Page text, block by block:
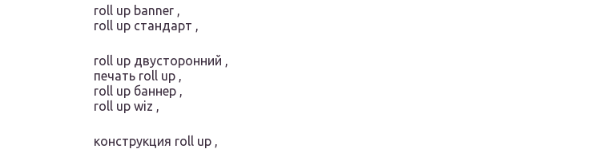
roll up banner ,
roll up стандарт ,
roll up двусторонний ,
печать roll up ,
roll up баннер ,
roll up wiz ,
конструкция roll up ,